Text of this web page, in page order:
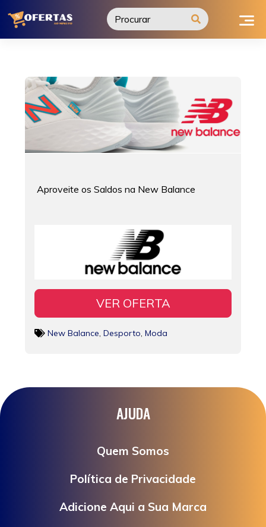
para
Aproveite os Saldos na New Balance
VER OFERTA
New Balance Desporto Moda
AJUDA
Quem Somos
Política de Privacidade
Adicione Aqui a Sua Marca